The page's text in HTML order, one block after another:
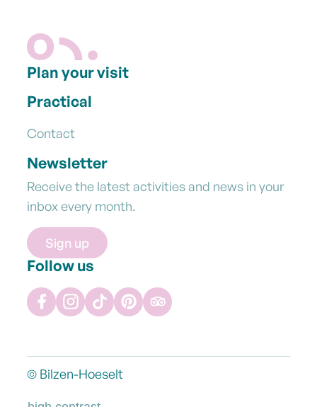
Plan your visit
Practical
Contact
Newsletter
Receive the latest activities and news in your
inbox every month.
Sign up
Follow us
FacebookInstagram
TikTokPinterestTripadvisor
© Bilzen-Hoeselt